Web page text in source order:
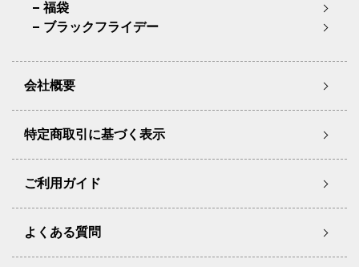
福袋
ブラックフライデー
会社概要
特定商取引に基づく表示
ご利用ガイド
よくある質問